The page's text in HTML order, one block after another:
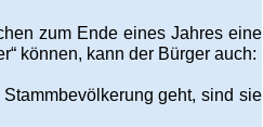
zum Ende eines Jahres eine
können, kann der Bürger auch:
geht, sind sie